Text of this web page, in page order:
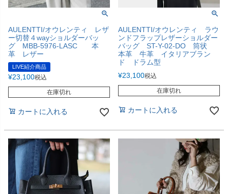
AULENTTI/オウレンティ レザ
ー切替４wayショルダーバッ
グ MBB-5976-LASC 本
革 レザー
LIVE紹介商品
¥23,100税込
在庫切れ
カートに入れる
AULENTTI/オウレンティ ラウ
ンドフラップレザーショルダー
バッグ ST-Y-02-DO 筒状
本革 牛革 イタリアブラン
ド ドラム型
¥23,100税込
在庫切れ
カートに入れる